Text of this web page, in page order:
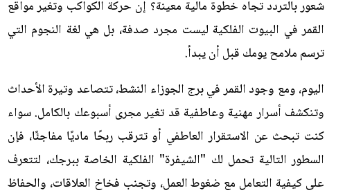
شعور بالتردد تجاه خطوة مالية معينة؟ إن حركة الكواكب وتغير مواقع
القمر في البيوت الفلكية ليست مجرد صدفة، بل هي لغة النجوم التي
ترسم ملامح يومك قبل أن يبدأ.
اليوم، ومع وجود القمر في برج الجوزاء النشط، تتصاعد وتيرة الأحداث
وتنكشف أسرار مهنية وعاطفية قد تغير مجرى أسبوعك بالكامل. سواء
كنت تبحث عن الاستقرار العاطفي أو تترقب ربحًا ماديًا مفاجئًا، فإن
السطور التالية تحمل لك "الشيفرة" الفلكية الخاصة ببرجك، لتتعرف
على كيفية التعامل مع ضغوط العمل، وتجنب فخاخ العلاقات، والحفاظ